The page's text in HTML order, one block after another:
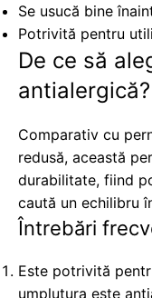
Se usucă bine
Potrivită pentru
De ce să
antialergică?
Comparativ cu
redusă, această
durabilitate, fiind
caută un echilibru
Întrebări
Este potrivită
umplutura este